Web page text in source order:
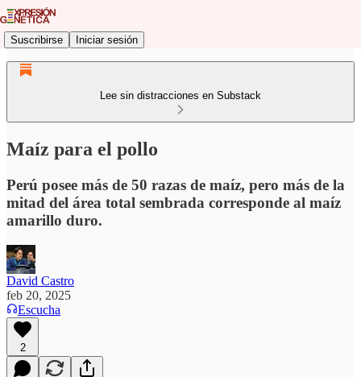
Suscribirse Iniciar sesión
Lee sin distracciones en Substack
Maíz para el pollo
Perú posee más de 50 razas de maíz, pero más de la
mitad del área total sembrada corresponde al maíz
amarillo duro.
David Castro
feb 20, 2025
Escucha
2